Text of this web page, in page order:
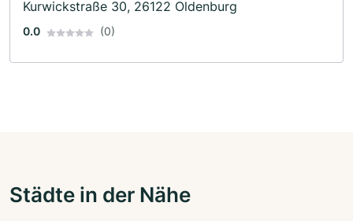
Kurwickstraße 30, 26122 Oldenburg
0.0 (0)
Städte in der Nähe